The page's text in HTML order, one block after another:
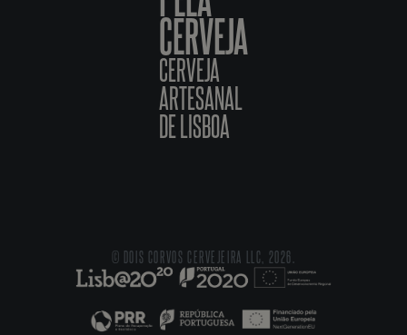
CERVEJA
CERVEJA
ARTESANAL
DE LISBOA
© DOIS CORVOS CERVEJEIRA LLC, 2026.